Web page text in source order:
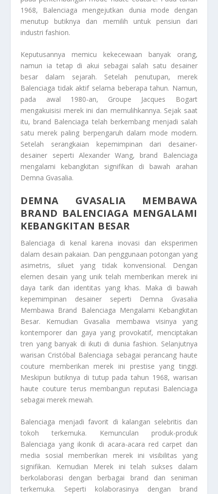
1968, Balenciaga mengejutkan dunia mode dengan
menutup butiknya dan memilih untuk pensiun dari
industri fashion.
Keputusannya memicu kekecewaan banyak orang,
namun ia tetap di akui sebagai salah satu desainer
besar dalam sejarah. Setelah penutupan, merek
Balenciaga tidak aktif selama beberapa tahun. Namun,
pada awal 1980-an, Groupe Jacques Bogart
mengakuisisi merek ini dan memulihkannya. Sejak saat
itu, brand Balenciaga telah berkembang menjadi salah
satu merek paling berpengaruh dalam mode modern.
Setelah serangkaian kepemimpinan dari desainer-
desainer seperti Alexander Wang, brand Balenciaga
mengalami kebangkitan signifikan di bawah arahan
Demna Gvasalia.
DEMNA GVASALIA MEMBAWA
BRAND BALENCIAGA MENGALAMI
KEBANGKITAN BESAR
Balenciaga di kenal karena inovasi dan eksperimen
dalam desain pakaian. Dan penggunaan potongan yang
asimetris, siluet yang tidak konvensional. Dengan
elemen desain yang unik telah memberikan merek ini
daya tarik dan identitas yang khas. Maka di bawah
kepemimpinan desainer seperti
Demna Gvasalia
Membawa Brand Balenciaga Mengalami Kebangkitan
Besar. Kemudian Gvasalia membawa visinya yang
kontemporer dan gaya yang provokatif, menciptakan
tren yang banyak di ikuti di dunia fashion. Selanjutnya
warisan Cristóbal Balenciaga sebagai perancang haute
couture memberikan merek ini prestise yang tinggi.
Meskipun butiknya di tutup pada tahun 1968, warisan
haute couture terus membangun reputasi Balenciaga
sebagai merek mewah.
Balenciaga menjadi favorit di kalangan selebritis dan
tokoh terkemuka. Kemunculan produk-produk
Balenciaga yang ikonik di acara-acara red carpet dan
media sosial memberikan merek ini visibilitas yang
signifikan. Kemudian Merek ini telah sukses dalam
berkolaborasi dengan berbagai brand dan seniman
terkemuka. Seperti kolaborasinya dengan brand